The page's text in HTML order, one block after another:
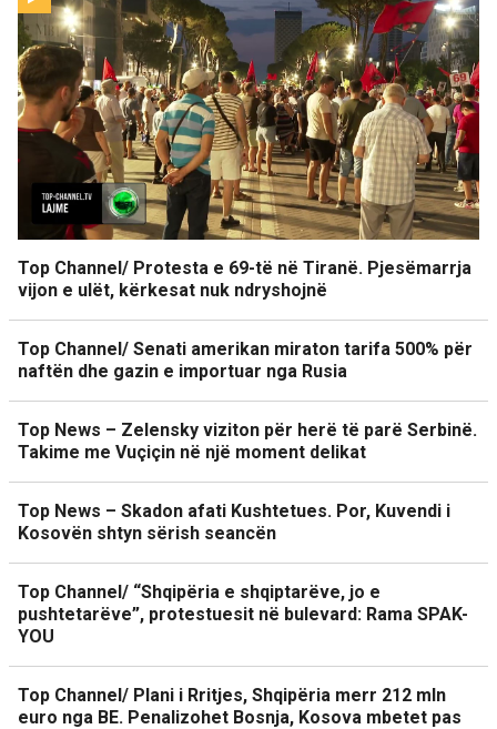
Top Channel/ Protesta e 69-të në Tiranë. Pjesëmarrja
vijon e ulët, kërkesat nuk ndryshojnë
Top Channel/ Senati amerikan miraton tarifa 500% për
naftën dhe gazin e importuar nga Rusia
Top News – Zelensky viziton për herë të parë Serbinë.
Takime me Vuçiçin në një moment delikat
Top News – Skadon afati Kushtetues. Por, Kuvendi i
Kosovën shtyn sërish seancën
Top Channel/ “Shqipëria e shqiptarëve, jo e
pushtetarëve”, protestuesit në bulevard: Rama SPAK-
YOU
Top Channel/ Plani i Rritjes, Shqipëria merr 212 mln
euro nga BE. Penalizohet Bosnja, Kosova mbetet pas